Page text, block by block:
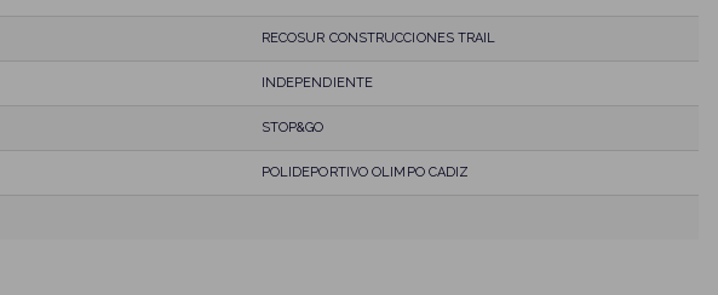
RECOSUR CONSTRUCCIONES TRAIL
INDEPENDIENTE
STOP&GO
POLIDEPORTIVO OLIMPO CADIZ